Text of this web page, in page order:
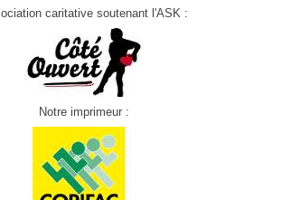
caritative soutenant l'ASK :
Notre imprimeur :